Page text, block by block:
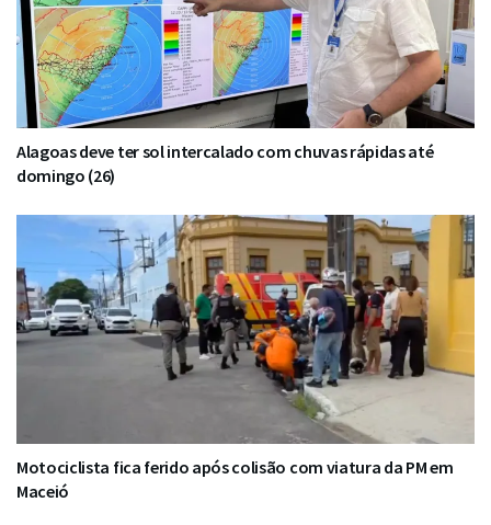
Alagoas deve ter sol intercalado com chuvas rápidas até
domingo (26)
Motociclista fica ferido após colisão com viatura da PM em
Maceió